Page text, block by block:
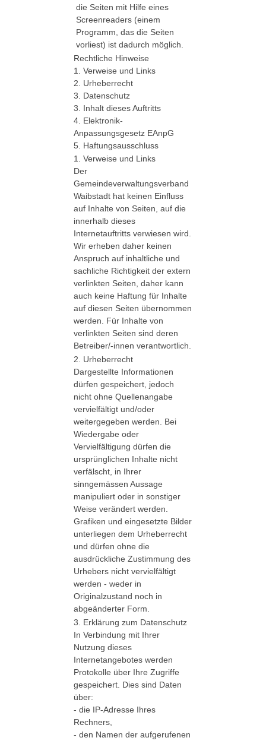
die Seiten mit Hilfe eines
Screenreaders (einem
Programm, das die Seiten
vorliest) ist dadurch möglich.
Rechtliche Hinweise
1. Verweise und Links
2. Urheberrecht
3. Datenschutz
3. Inhalt dieses Auftritts
4. Elektronik-
Anpassungsgesetz EAnpG
5. Haftungsausschluss
1. Verweise und Links
Der
Gemeindeverwaltungsverband
Waibstadt hat keinen Einfluss
auf Inhalte von Seiten, auf die
innerhalb dieses
Internetauftritts verwiesen wird.
Wir erheben daher keinen
Anspruch auf inhaltliche und
sachliche Richtigkeit der extern
verlinkten Seiten, daher kann
auch keine Haftung für Inhalte
auf diesen Seiten übernommen
werden. Für Inhalte von
verlinkten Seiten sind deren
Betreiber/-innen verantwortlich.
2. Urheberrecht
Dargestellte Informationen
dürfen gespeichert, jedoch
nicht ohne Quellenangabe
vervielfältigt und/oder
weitergegeben werden. Bei
Wiedergabe oder
Vervielfältigung dürfen die
ursprünglichen Inhalte nicht
verfälscht, in Ihrer
sinngemässen Aussage
manipuliert oder in sonstiger
Weise verändert werden.
Grafiken und eingesetzte Bilder
unterliegen dem Urheberrecht
und dürfen ohne die
ausdrückliche Zustimmung des
Urhebers nicht vervielfältigt
werden - weder in
Originalzustand noch in
abgeänderter Form.
3. Erklärung zum Datenschutz
In Verbindung mit Ihrer
Nutzung dieses
Internetangebotes werden
Protokolle über Ihre Zugriffe
gespeichert. Dies sind Daten
über:
- die IP-Adresse Ihres
Rechners,
- den Namen der aufgerufenen